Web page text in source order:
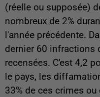
(réelle ou supposée)
nombreux de 2%
l'année précédente.
dernier 60 infractions
recensées. C'est 4,2
le pays, les
33% de ces crimes